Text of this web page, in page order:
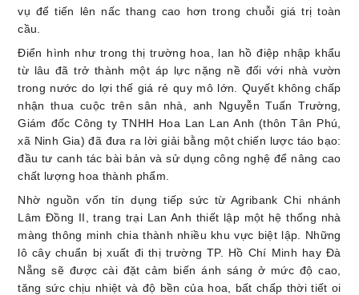
vụ để tiến lên nấc thang cao hơn trong chuỗi giá trị toàn
cầu.
Điển hình như trong thị trường hoa, lan hồ điệp nhập khẩu
từ lâu đã trở thành một áp lực nặng nề đối với nhà vườn
trong nước do lợi thế giá rẻ quy mô lớn. Quyết không chấp
nhận thua cuộc trên sân nhà, anh Nguyễn Tuấn Trường,
Giám đốc Công ty TNHH Hoa Lan Lan Anh (thôn Tân Phú,
xã Ninh Gia) đã đưa ra lời giải bằng một chiến lược táo bạo:
đầu tư canh tác bài bản và sử dụng công nghệ để nâng cao
chất lượng hoa thành phẩm.
Nhờ nguồn vốn tín dụng tiếp sức từ Agribank Chi nhánh
Lâm Đồng II, trang trại Lan Anh thiết lập một hệ thống nhà
màng thông minh chia thành nhiều khu vực biệt lập. Những
lô cây chuẩn bị xuất đi thị trường TP. Hồ Chí Minh hay Đà
Nẵng sẽ được cài đặt cảm biến ánh sáng ở mức độ cao,
tăng sức chịu nhiệt và độ bền của hoa, bất chấp thời tiết oi